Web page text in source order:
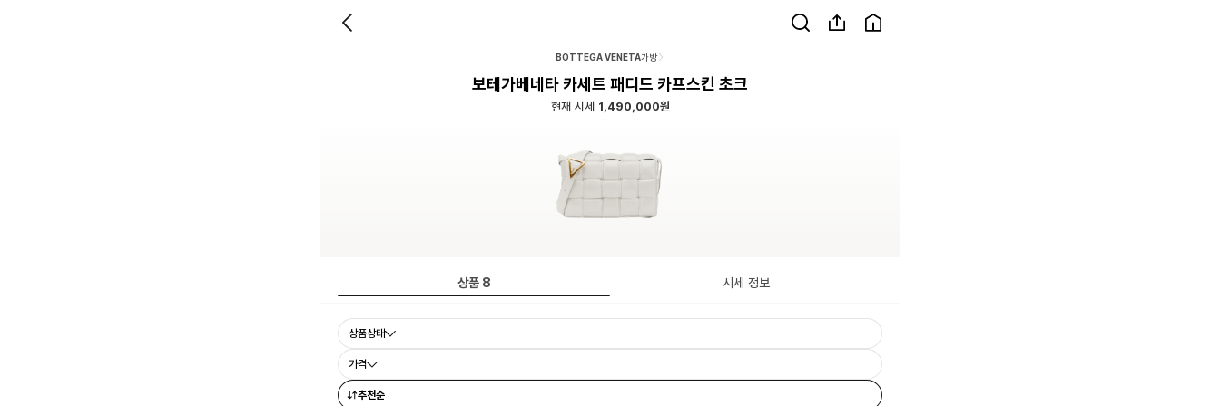
BOTTEGA VENETA가방
보테가베네타 카세트 패디드 카프스킨 초크
현재 시세 1,490,000원
상품8 시세 정보
상품상태
가격
추천순